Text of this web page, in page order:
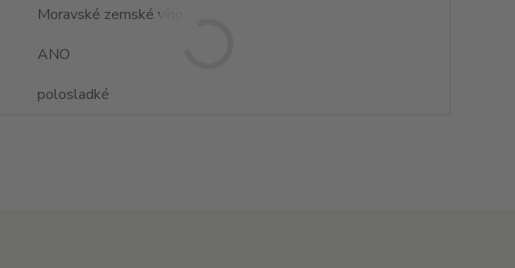
Moravské zemské víno
ANO
polosladké